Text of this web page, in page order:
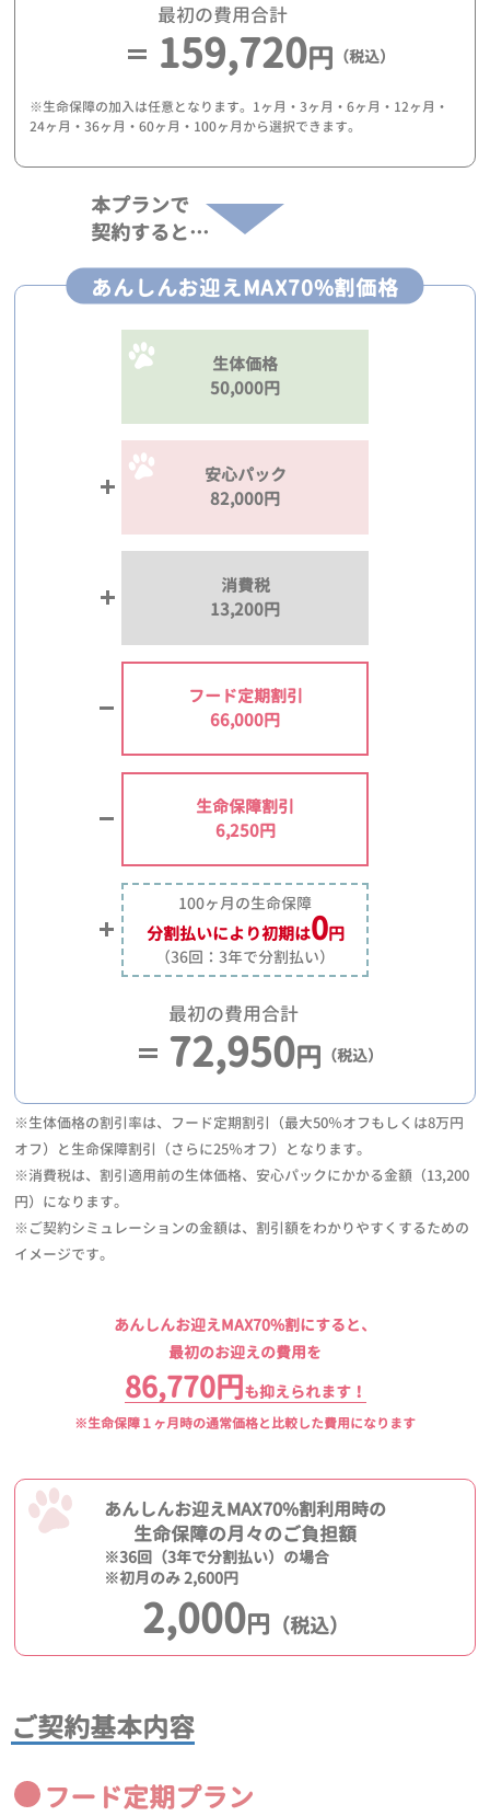
最初の費用合計
159,720円 （税込）
※生命保障の加入は任意となります。1ヶ月・3ヶ月・6ヶ月・12ヶ月・
24ヶ月・36ヶ月・60ヶ月・100ヶ月から選択できます。
本プランで
契約すると…
あんしんお迎えMAX70%割価格
生体価格
50,000円
安心パック
82,000円
消費税
13,200円
フード定期割引
66,000円
生命保障割引
6,250円
100ヶ月の生命保障
分割払いにより初期は0円
（36回：3年で分割払い）
最初の費用合計
72,950円 （税込）
※生体価格の割引率は、フード定期割引（最大50％オフもしくは8万円
オフ）と生命保障割引（さらに25％オフ）となります。
※消費税は、割引適用前の生体価格、安心パックにかかる金額（13,200
円）になります。
※ご契約シミュレーションの金額は、割引額をわかりやすくするための
イメージです。
あんしんお迎えMAX70%割にすると、
最初のお迎えの費用を
86,770円も抑えられます！
※生命保障１ヶ月時の通常価格と比較した費用になります
あんしんお迎えMAX70%割利用時の
生命保障の月々のご負担額
※36回（3年で分割払い）の場合
※初月のみ 2,600円
2,000円 （税込）
ご契約基本内容
フード定期プラン